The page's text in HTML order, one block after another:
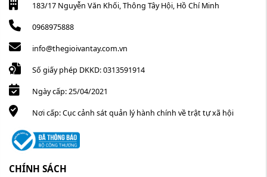
183/17 Nguyễn Văn Khối, Thông Tây Hội, Hồ Chí Minh
0968975888
info@thegioivantay.com.vn
Số giấy phép DKKD: 0313591914
Ngày cấp: 25/04/2021
Nơi cấp: Cục cảnh sát quản lý hành chính về trật tự xã hội
CHÍNH SÁCH